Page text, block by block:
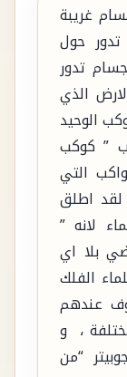
غريبة
حول
تدور
الذي
الوحيد
” كوكب
التي
اطلق
لانه ”
بلا اي
الفلك
عندهم
، و
“من